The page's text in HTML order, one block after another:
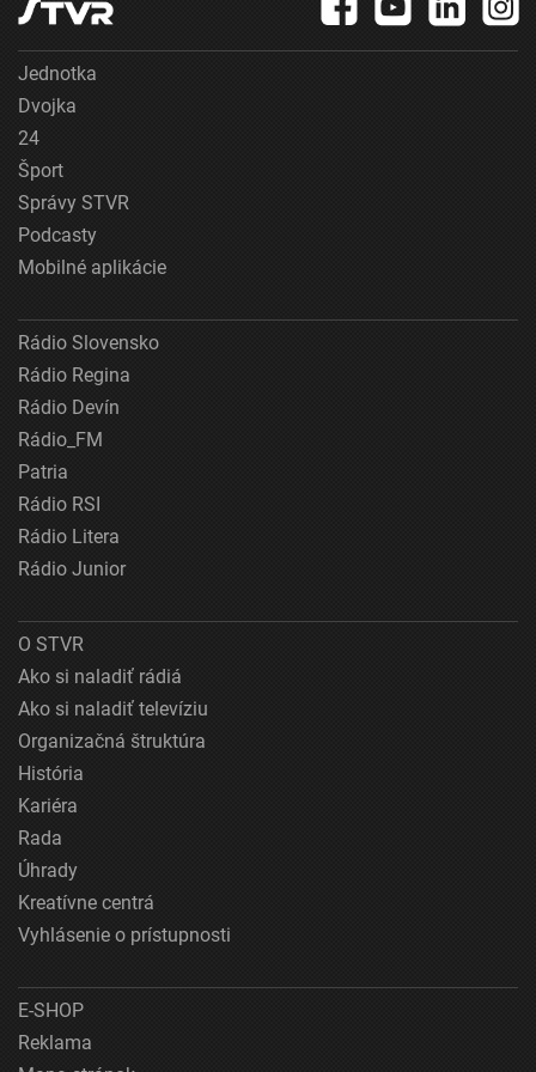
Jednotka
Dvojka
24
Šport
Správy STVR
Podcasty
Mobilné aplikácie
Rádio Slovensko
Rádio Regina
Rádio Devín
Rádio_FM
Patria
Rádio RSI
Rádio Litera
Rádio Junior
O STVR
Ako si naladiť rádiá
Ako si naladiť televíziu
Organizačná štruktúra
História
Kariéra
Rada
Úhrady
Kreatívne centrá
Vyhlásenie o prístupnosti
E-SHOP
Reklama